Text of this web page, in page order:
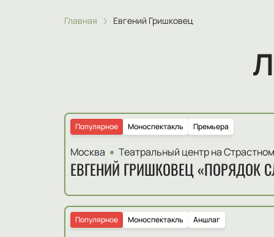
Главная Евгений Гришковец
Моноспектакль
Популярное Премьера
Москва Театральный центр на Страстном
ЕВГЕНИЙ ГРИШКОВЕЦ «ПОРЯДОК
Моноспектакль
Популярное Аншлаг